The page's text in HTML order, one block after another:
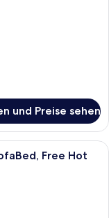
und Preise sehen
mit einem Bett,
Free Hot